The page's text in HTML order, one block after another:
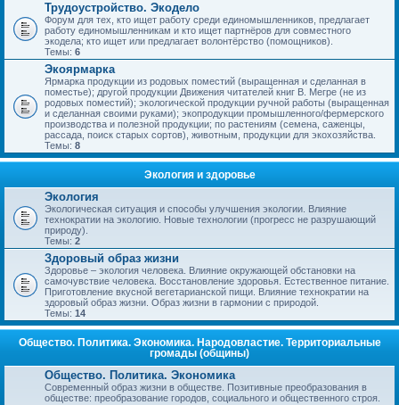
Трудоустройство. Экодело
Форум для тех, кто ищет работу среди единомышленников, предлагает
работу единомышленникам и кто ищет партнёров для совместного
экодела; кто ищет или предлагает волонтёрство (помощников).
Темы: 6
Экоярмарка
Ярмарка продукции из родовых поместий (выращенная и сделанная в
поместье); другой продукции Движения читателей книг В. Мегре (не из
родовых поместий); экологической продукции ручной работы (выращенная
и сделанная своими руками); экопродукции промышленного/фермерского
производства и полезной продукции; по растениям (семена, саженцы,
рассада, поиск старых сортов), животным, продукции для экохозяйства.
Темы: 8
Экология и здоровье
Экология
Экологическая ситуация и способы улучшения экологии. Влияние
технократии на экологию. Новые технологии (прогресс не разрушающий
природу).
Темы: 2
Здоровый образ жизни
Здоровье – экология человека. Влияние окружающей обстановки на
самочувствие человека. Восстановление здоровья. Естественное питание.
Приготовление вкусной вегетарианской пищи. Влияние технократии на
здоровый образ жизни. Образ жизни в гармонии с природой.
Темы: 14
Общество. Политика. Экономика. Народовластие. Территориальные
громады (общины)
Общество. Политика. Экономика
Современный образ жизни в обществе. Позитивные преобразования в
обществе: преобразование городов, социального и общественного строя.